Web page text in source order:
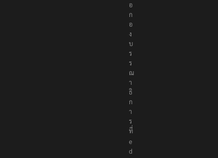
อ
ก
อ
ง
บ
ร
ร
ณ
า
ธิ
ก
า
ร
ที่
e
d